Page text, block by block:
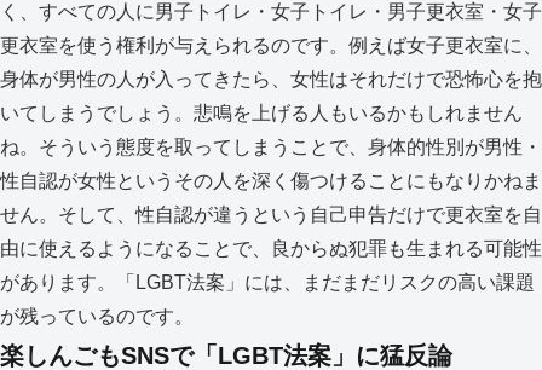
く、すべての人に男子トイレ・女子トイレ・男子更衣室・女子
更衣室を使う権利が与えられるのです。例えば女子更衣室に、
身体が男性の人が入ってきたら、女性はそれだけで恐怖心を抱
いてしまうでしょう。悲鳴を上げる人もいるかもしれません
ね。そういう態度を取ってしまうことで、身体的性別が男性・
性自認が女性というその人を深く傷つけることにもなりかねま
せん。そして、性自認が違うという自己申告だけで更衣室を自
由に使えるようになることで、良からぬ犯罪も生まれる可能性
があります。「LGBT法案」には、まだまだリスクの高い課題
が残っているのです。
楽しんごもSNSで「LGBT法案」に猛反論